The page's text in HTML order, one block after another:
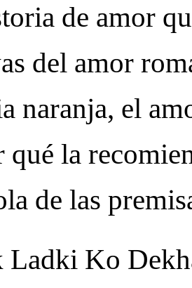
de amor
del amor
naranja, el
qué la
de las
Ladki Ko